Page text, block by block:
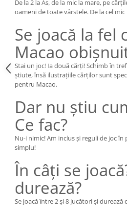
De la 2 la As, de la mic la mare, pe
oameni de toate vârstele. De la cel
Se joacă la fel
Macao
Stai un joc! Ia două cărți! Schimb în
știute, însă ilustrațiile cărților sunt
pentru Macao.
Dar nu știu
Ce fac?
Nu-i nimic! Am inclus și reguli de joc în
simplu!
În câți se
durează?
Se joacă între 2 și 8 jucători și